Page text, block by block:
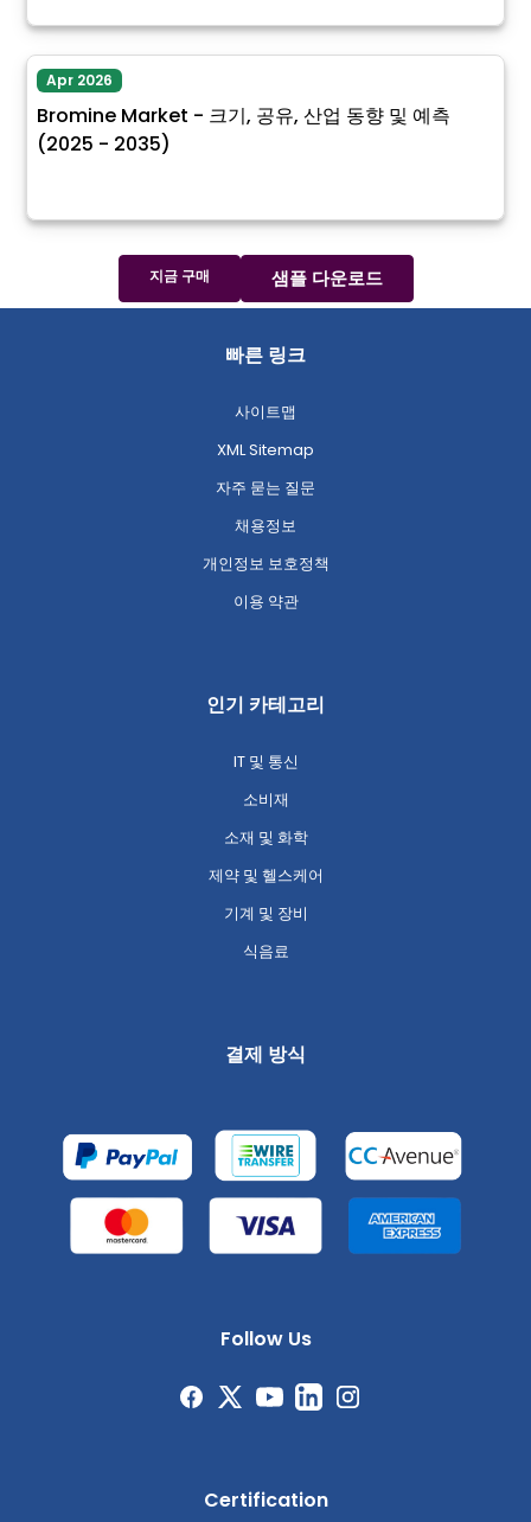
Apr 2026
Bromine Market - 크기, 공유, 산업 동향 및 예측
(2025 - 2035)
지금 구매 샘플 다운로드
빠른 링크
사이트맵
XML Sitemap
자주 묻는 질문
채용정보
개인정보 보호정책
이용 약관
인기 카테고리
IT 및 통신
소비재
소재 및 화학
제약 및 헬스케어
기계 및 장비
식음료
결제 방식
Follow Us
Certification